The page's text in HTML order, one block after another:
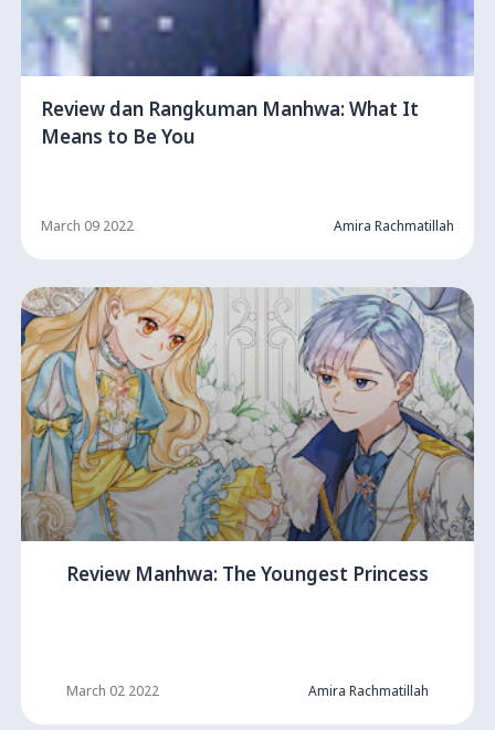
Review dan Rangkuman Manhwa: What It
Means to Be You
March 09 2022 Amira Rachmatillah
Review Manhwa: The Youngest Princess
March 02 2022 Amira Rachmatillah